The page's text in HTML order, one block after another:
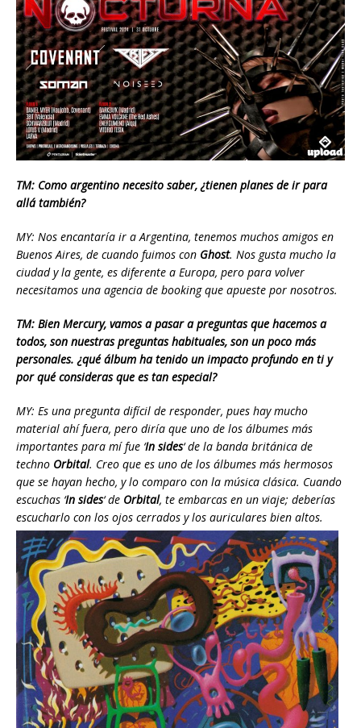
TM: Como argentino necesito saber, ¿tienen planes de ir para
allá también?
MY: Nos encantaría ir a Argentina, tenemos muchos amigos en
Buenos Aires, de cuando fuimos con Ghost. Nos gusta mucho la
ciudad y la gente, es diferente a Europa, pero para volver
necesitamos una agencia de booking que apueste por nosotros.
TM: Bien Mercury, vamos a pasar a preguntas que hacemos a
todos, son nuestras preguntas habituales, son un poco más
personales. ¿qué álbum ha tenido un impacto profundo en ti y
por qué consideras que es tan especial?
MY: Es una pregunta difícil de responder, pues hay mucho
material ahí fuera, pero diría que uno de los álbumes más
importantes para mí fue ‘In sides‘ de la banda británica de
techno Orbital. Creo que es uno de los álbumes más hermosos
que se hayan hecho, y lo comparo con la música clásica. Cuando
escuchas ‘In sides‘ de Orbital, te embarcas en un viaje; deberías
escucharlo con los ojos cerrados y los auriculares bien altos.